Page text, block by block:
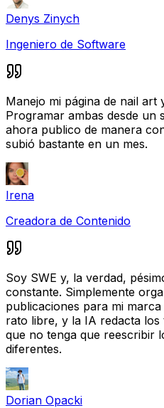
Denys Zinych
Ingeniero de Software
Manejo mi página de nail art
Programar ambas desde un
ahora publico de manera
subió bastante en un mes.
Irena
Creadora de Contenido
Soy SWE y, la verdad,
constante. Simplemente
publicaciones para mi
rato libre, y la IA redacta
que no tenga que reescribir
diferentes.
Dorian Opacki